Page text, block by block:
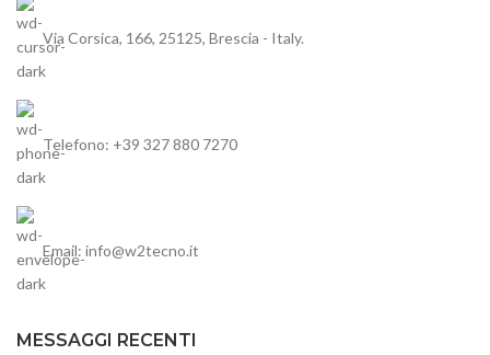
Via Corsica, 166, 25125, Brescia - Italy.
Telefono: +39 327 880 7270
Email: info@w2tecno.it
MESSAGGI RECENTI